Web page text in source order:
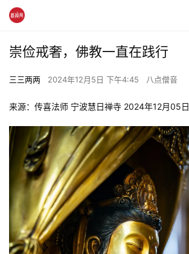
崇俭戒奢，佛教一直在践行
三三两两 2024年12月5日 下午4:45 八点僧音
来源：传喜法师 宁波慧日禅寺 2024年12月05日